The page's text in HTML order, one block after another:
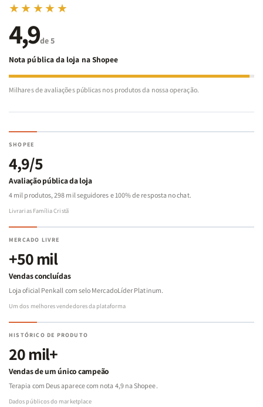
★★★★★
4,9de 5
Nota pública da loja na Shopee
Milhares de avaliações públicas nos produtos da nossa operação.
SHOPEE
4,9/5
Avaliação pública da loja
4 mil produtos, 298 mil seguidores e 100% de resposta no chat.
Livrarias Família Cristã
MERCADO LIVRE
+50 mil
Vendas concluídas
Loja oficial Penkall com selo MercadoLíder Platinum.
Um dos melhores vendedores da plataforma
HISTÓRICO DE PRODUTO
20 mil+
Vendas de um único campeão
Terapia com Deus aparece com nota 4,9 na Shopee.
Dados públicos do marketplace